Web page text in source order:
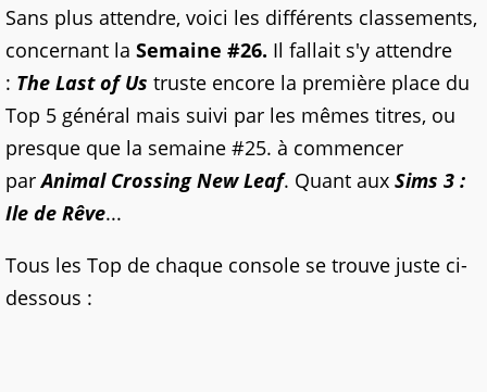
Sans plus attendre, voici les différents classements,
concernant la Semaine #26. Il fallait s'y attendre
: The Last of Us truste encore la première place du
Top 5 général mais suivi par les mêmes titres, ou
presque que la semaine #25. à commencer
parAnimal Crossing New Leaf. Quant aux Sims 3 :
Ile de Rêve...
Tous les Top de chaque console se trouve juste ci-
dessous :